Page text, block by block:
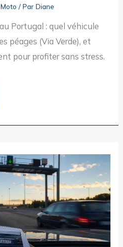
/ ParDiane
Portugal : quel véhicule
péages (Via Verde), et
pour profiter sans stress.